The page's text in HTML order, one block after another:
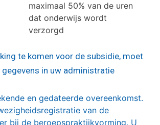
maximaal 50% van de uren
dat onderwijs wordt
verzorgd
te komen voor de subsidie, moet
gegevens in uw administratie
en gedateerde overeenkomst.
van de
bij de beroepspraktijkvorming. U